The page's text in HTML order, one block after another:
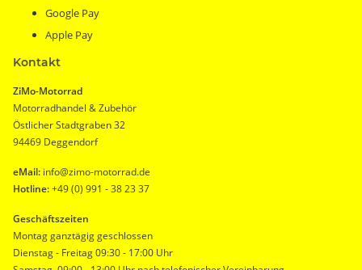
Google Pay
Apple Pay
Kontakt
ZiMo-Motorrad
Motorradhandel & Zubehör
Östlicher Stadtgraben 32
94469 Deggendorf
eMail: info@zimo-motorrad.de
Hotline:+49 (0) 991 - 38 23 37
Geschäftszeiten
Montag ganztägig geschlossen
Dienstag - Freitag 09:30 - 17:00 Uhr